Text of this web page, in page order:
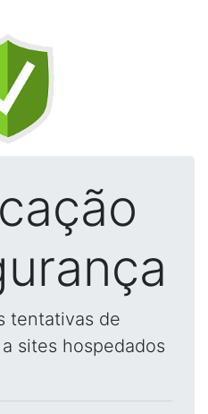
tentativas de
sites hospedados